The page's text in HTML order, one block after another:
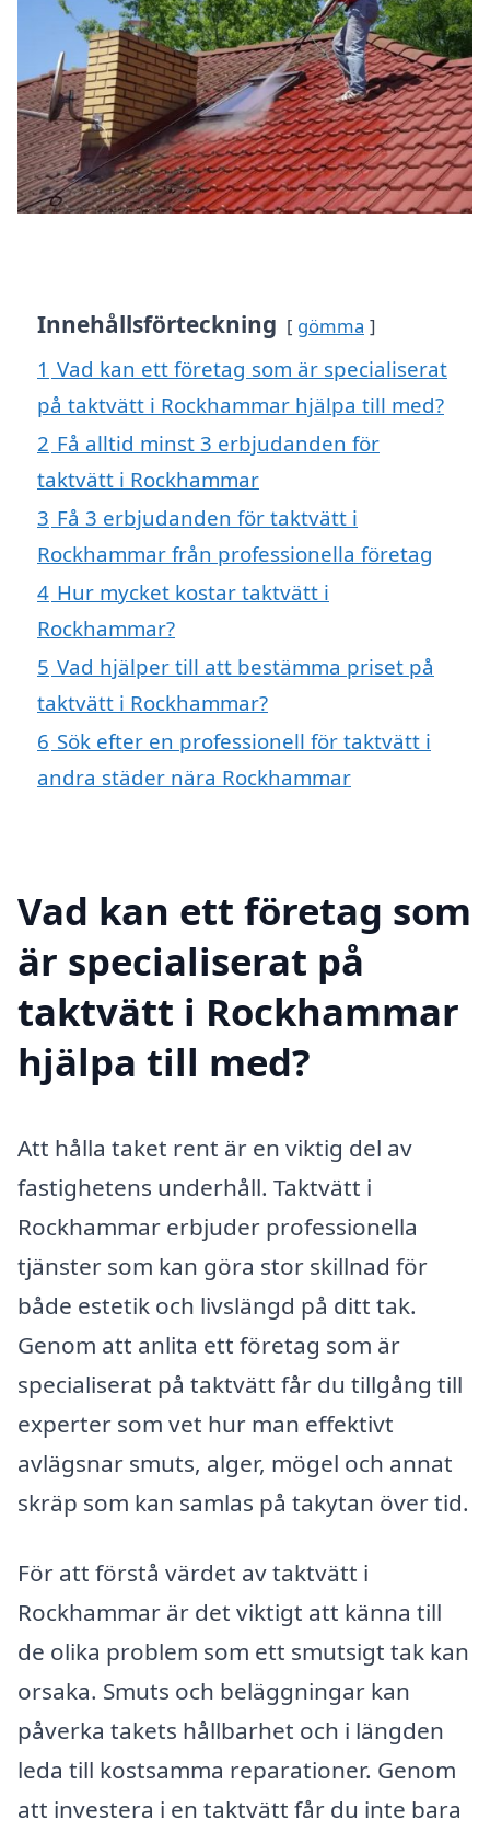
Innehållsförteckning gömma
1 Vad kan ett företag som är specialiserat
på taktvätt i Rockhammar hjälpa till med?
2 Få alltid minst 3 erbjudanden för
taktvätt i Rockhammar
3 Få 3 erbjudanden för taktvätt i
Rockhammar från professionella företag
4 Hur mycket kostar taktvätt i
Rockhammar?
5 Vad hjälper till att bestämma priset på
taktvätt i Rockhammar?
6 Sök efter en professionell för taktvätt i
andra städer nära Rockhammar
Vad kan ett företag som
är specialiserat på
taktvätt i Rockhammar
hjälpa till med?
Att hålla taket rent är en viktig del av
fastighetens underhåll. Taktvätt i
Rockhammar erbjuder professionella
tjänster som kan göra stor skillnad för
både estetik och livslängd på ditt tak.
Genom att anlita ett företag som är
specialiserat på taktvätt får du tillgång till
experter som vet hur man effektivt
avlägsnar smuts, alger, mögel och annat
skräp som kan samlas på takytan över tid.
För att förstå värdet av taktvätt i
Rockhammar är det viktigt att känna till
de olika problem som ett smutsigt tak kan
orsaka. Smuts och beläggningar kan
påverka takets hållbarhet och i längden
leda till kostsamma reparationer. Genom
att investera i en taktvätt får du inte bara